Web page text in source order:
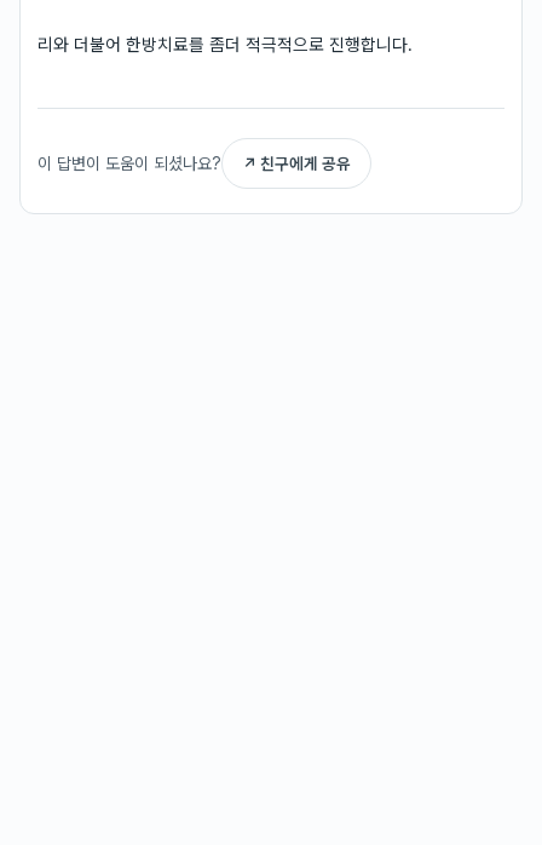
리와 더불어 한방치료를 좀더 적극적으로 진행합니다.
이 답변이 도움이 되셨나요? ↗ 친구에게 공유